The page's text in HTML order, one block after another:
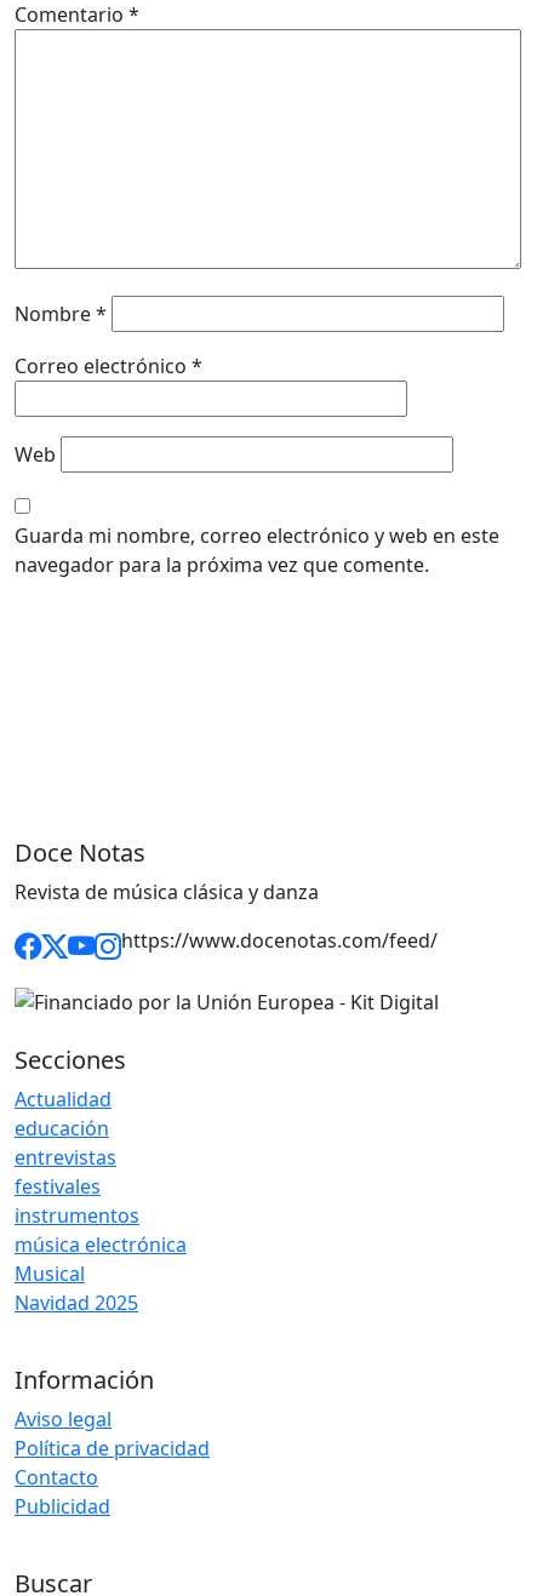
Comentario *
Nombre*
Correo electrónico *
Web
Guarda mi nombre, correo electrónico y web en este
navegador para la próxima vez que comente.
Doce Notas
Revista de música clásica y danza
https://www.docenotas.com/feed/
Secciones
Actualidad
educación
entrevistas
festivales
instrumentos
música electrónica
Musical
Navidad 2025
Información
Aviso legal
Política de privacidad
Contacto
Publicidad
Buscar